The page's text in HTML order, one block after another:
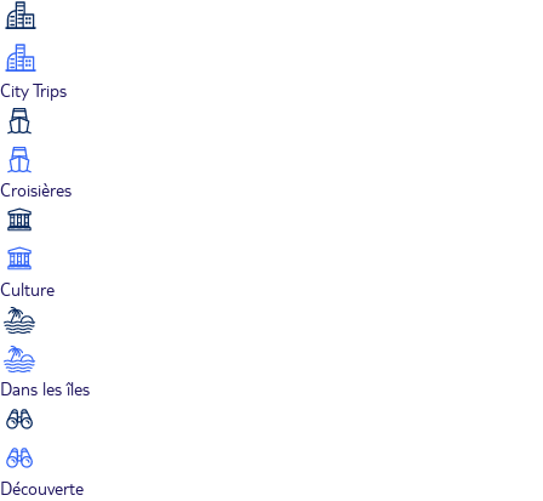
City Trips
Croisières
Culture
Dans les îles
Découverte